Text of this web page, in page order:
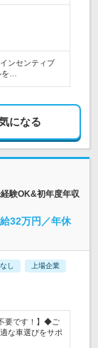
ンセンティブ
…
になる
験OK&初年度年収
32万円／年休
し 上場企業
要です！】◆ご
な車選びをサポ